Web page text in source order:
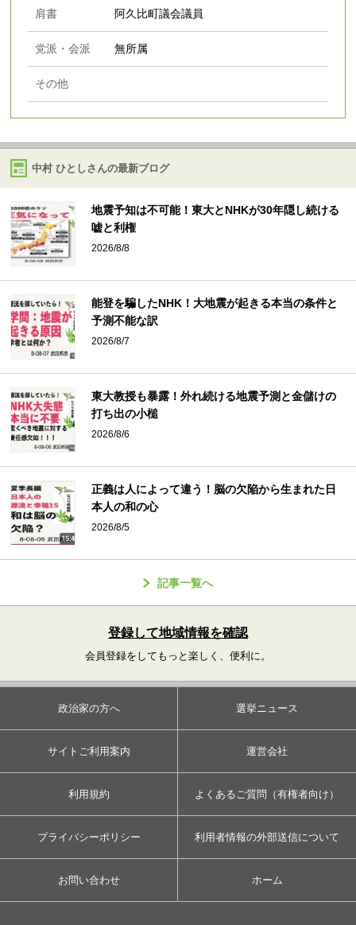
肩書 阿久比町議会議員
党派・会派 無所属
その他
中村 ひとしさんの最新ブログ
地震予知は不可能！東大とNHKが30年隠し続ける
嘘と利権
2026/8/8
能登を騙したNHK！大地震が起きる本当の条件と
予測不能な訳
2026/8/7
東大教授も暴露！外れ続ける地震予測と金儲けの
打ち出の小槌
2026/8/6
正義は人によって違う！脳の欠陥から生まれた日
本人の和の心
2026/8/5
記事一覧へ
登録して地域情報を確認
会員登録をしてもっと楽しく、便利に。
政治家の方へ 選挙ニュース
サイトご利用案内 運営会社
利用規約 よくあるご質問（有権者向け）
プライバシーポリシー 利用者情報の外部送信について
お問い合わせ ホーム